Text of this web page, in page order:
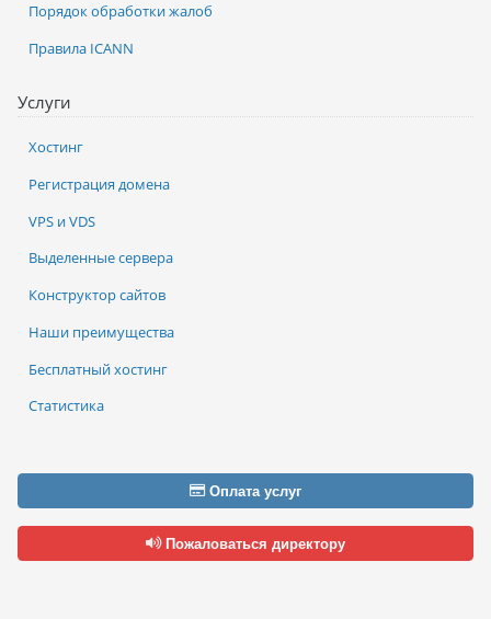
Услуги
Хостинг
Регистрация домена
VPS и VDS
Выделенные сервера
Конструктор сайтов
Наши преимущества
Бесплатный хостинг
Статистика
Порядок обработки жалоб
Правила ICANN
Оплата услуг
Пожаловаться директору